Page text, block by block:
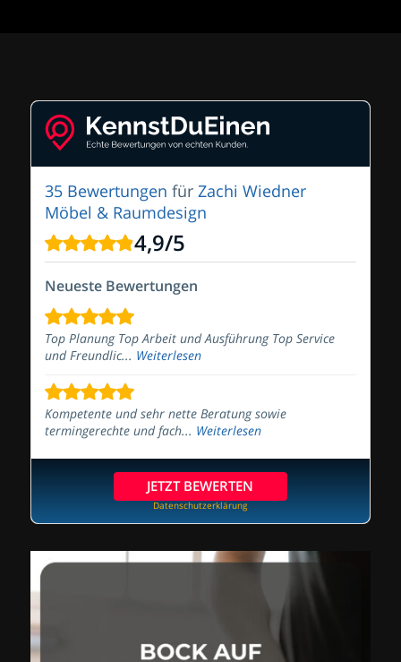
35 Bewertungen für Zachi Wiedner
Möbel & Raumdesign
4,9/5
Neueste Bewertungen
Top Planung Top Arbeit und Ausführung Top Service
und Freundlic... Weiterlesen
Kompetente und sehr nette Beratung sowie
termingerechte und fach... Weiterlesen
JETZT BEWERTEN
Datenschutzerklärung